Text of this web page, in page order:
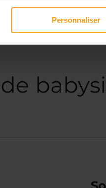
Personnaliser